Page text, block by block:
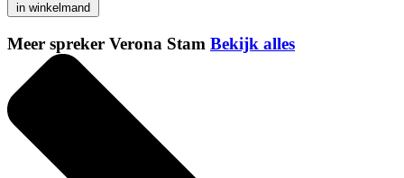
in winkelmand
Meer spreker Verona Stam Bekijk alles